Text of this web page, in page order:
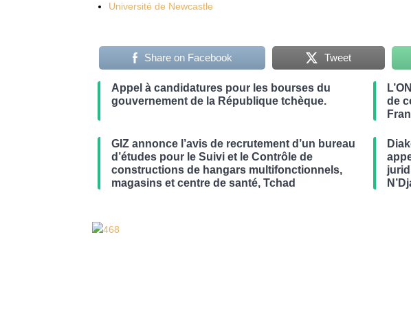
Université de Newcastle
Share on Facebook Tweet
Appel à candidatures pour les bourses du
gouvernement de la République tchèque.
de
GIZ annonce l’avis de recrutement d’un bureau
d’études pour le Suivi et le Contrôle de
constructions de hangars multifonctionnels,
magasins et centre de santé, Tchad